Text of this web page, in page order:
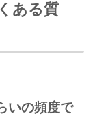
ある質
いの頻度で